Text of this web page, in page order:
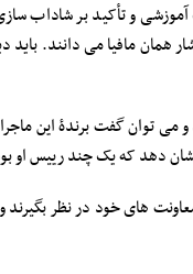
و تأکید بر شاداب
مافیا می دانند. باید
و می توان گفت برندۀ این
دهد که یک چند رییس او
معاونت های خود در نظر